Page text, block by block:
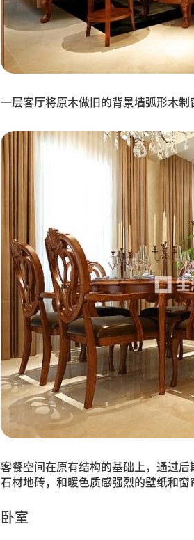
一层客厅将原木做旧的背景墙弧形木
客餐空间在原有结构的基础上，通过
石材地砖，和暖色质感强烈的壁纸和
卧室